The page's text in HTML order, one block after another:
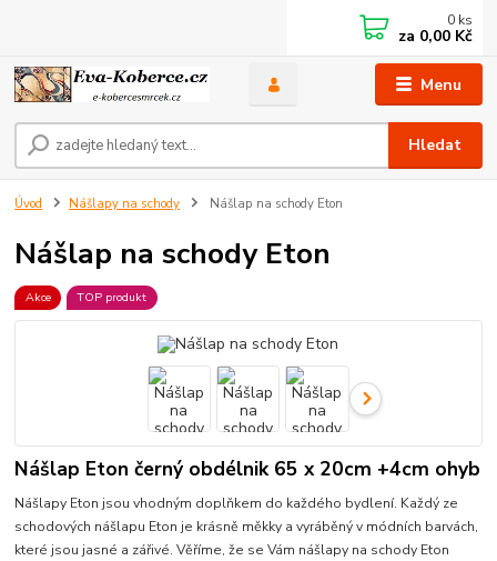
Menu
Hledat
0 ks
za 0,00 Kč
Úvod Nášlapy na schody Nášlap na schody Eton
Nášlap na schody Eton
Akce TOP produkt
Nášlap Eton černý obdélnik 65 x 20cm +4cm ohyb
Nášlapy Eton jsou vhodným doplňkem do každého bydlení. Každý ze
schodových nášlapu Eton je krásně měkky a vyráběný v módních barvách,
které jsou jasné a zářivé. Věříme, že se Vám nášlapy na schody Eton